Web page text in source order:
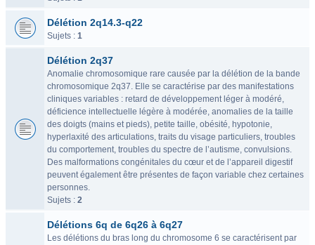
Délétion 2q14.3-q22
Sujets : 1
Délétion 2q37
Anomalie chromosomique rare causée par la délétion de la bande
chromosomique 2q37. Elle se caractérise par des manifestations
cliniques variables : retard de développement léger à modéré,
déficience intellectuelle légère à modérée, anomalies de la taille
des doigts (mains et pieds), petite taille, obésité, hypotonie,
hyperlaxité des articulations, traits du visage particuliers, troubles
du comportement, troubles du spectre de l’autisme, convulsions.
Des malformations congénitales du cœur et de l’appareil digestif
peuvent également être présentes de façon variable chez certaines
personnes.
Sujets : 2
Délétions 6q de 6q26 à 6q27
Les délétions du bras long du chromosome 6 se caractérisent par